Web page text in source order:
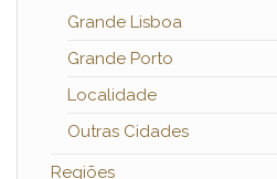
Grande Lisboa
Grande Porto
Localidade
Outras Cidades
Regiões